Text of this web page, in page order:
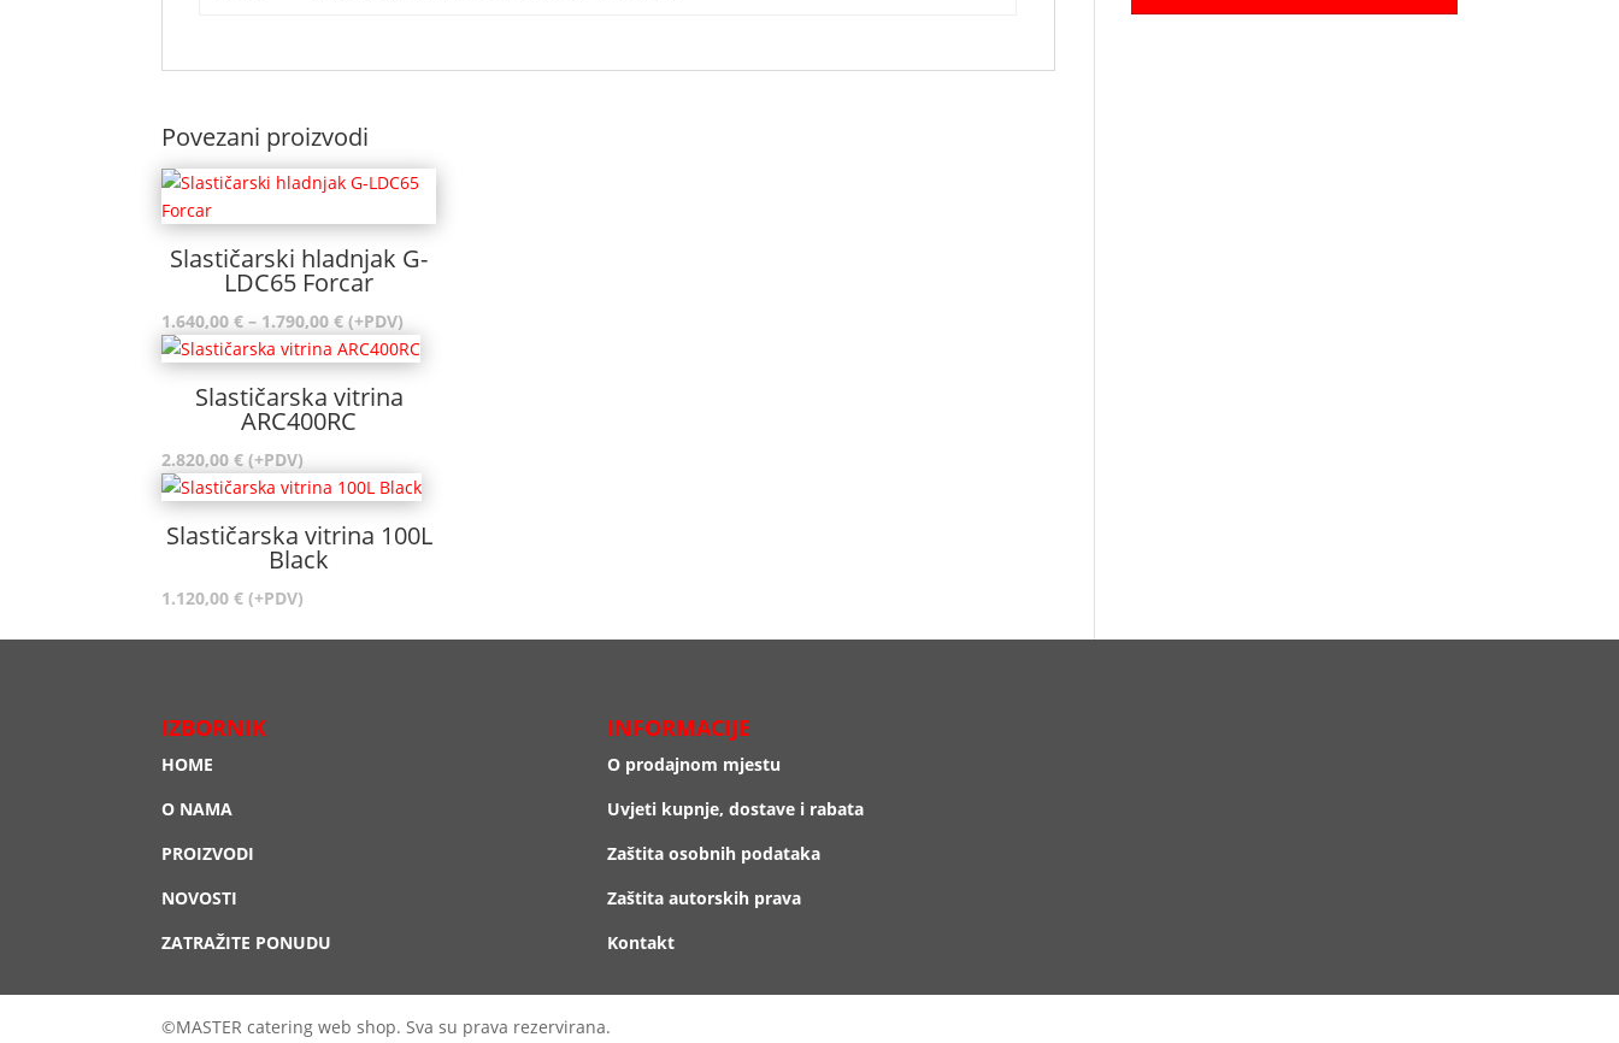
Povezani proizvodi
Slastičarski hladnjak G-
LDC65 Forcar
1.640,00€ – 1.790,00€Raspon
cijena:
od
1.640,00 €
do
(+PDV)
Slastičarska vitrina
ARC400RC
2.820,00€ (+PDV)
Slastičarska vitrina 100L
Black
1.120,00€ (+PDV)
IZBORNIK
HOME
O NAMA
PROIZVODI
NOVOSTI
ZATRAŽITE PONUDU
INFORMACIJE
O prodajnom mjestu
Uvjeti kupnje, dostave i rabata
Zaštita osobnih podataka
Zaštita autorskih prava
Kontakt
©MASTER catering web shop. Sva su prava rezervirana.